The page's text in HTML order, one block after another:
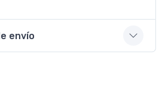
envío